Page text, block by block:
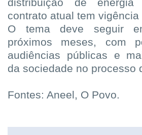
distribuição de
contrato atual tem vigência
O tema deve seguir
próximos meses, com
audiências públicas e
da sociedade no processo
Fontes: Aneel, O Povo.